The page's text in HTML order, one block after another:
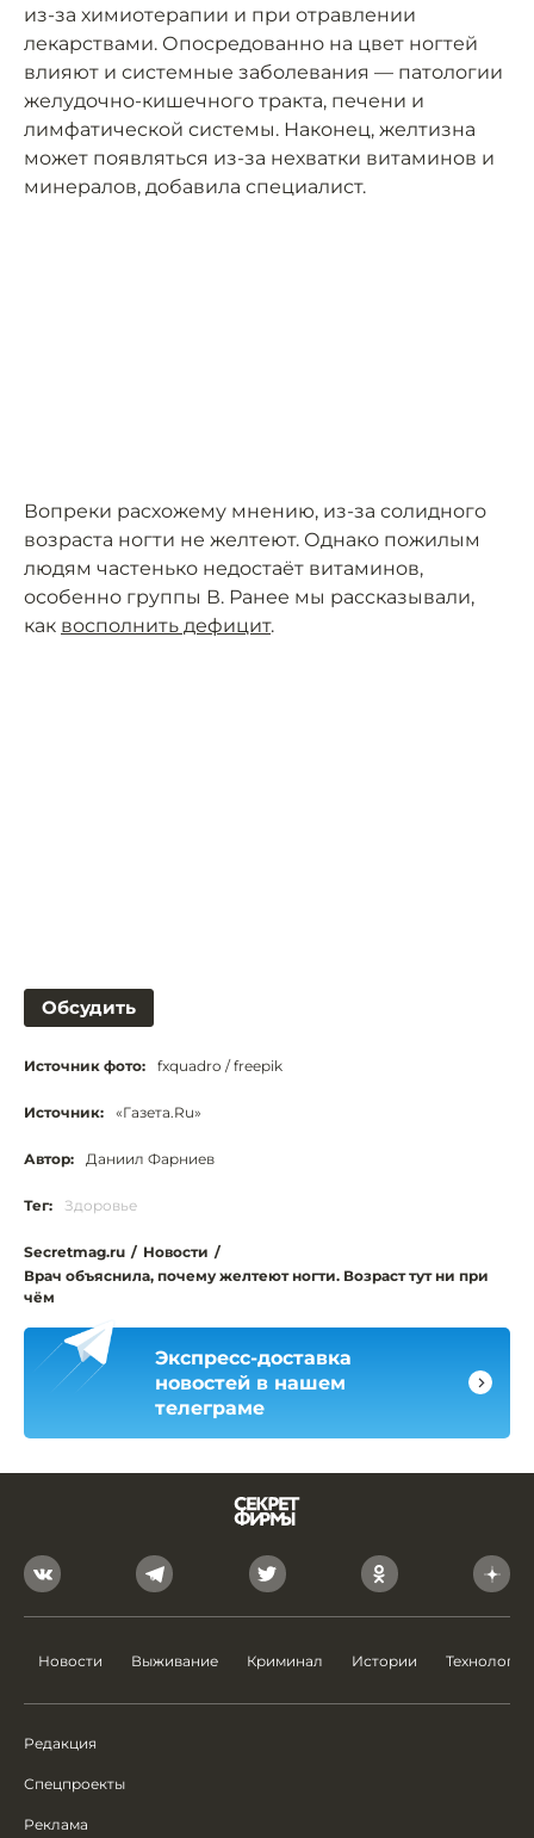
из-за химиотерапии и при отравлении
лекарствами. Опосредованно на цвет ногтей
влияют и системные заболевания — патологии
желудочно-кишечного тракта, печени и
лимфатической системы. Наконец, желтизна
может появляться из-за нехватки витаминов и
минералов, добавила специалист.
Вопреки расхожему мнению, из-за солидного
возраста ногти не желтеют. Однако пожилым
людям частенько недостаёт витаминов,
особенно группы В. Ранее мы рассказывали,
как восполнить дефицит.
Обсудить
Источник фото: fxquadro / freepik
Источник: «Газета.Ru»
Автор: Даниил Фарниев
Тег: Здоровье
Secretmag.ru / Новости /
Врач объяснила, почему желтеют ногти. Возраст тут ни при
чём
Экспресс-доставка
новостей в нашем
телеграме
Новости Выживание Криминал Истории Технологии
Редакция
Спецпроекты
Реклама